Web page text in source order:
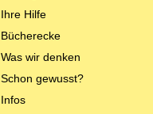
Ihre Hilfe
Bücherecke
Was wir denken
Schon gewusst?
Infos